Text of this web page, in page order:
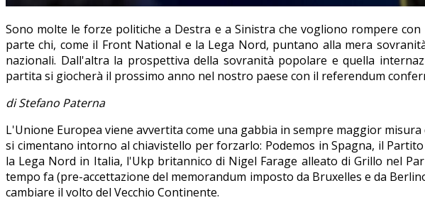
Sono molte le forze politiche a Destra e a Sinistra che vogliono rompere
parte chi, come il Front National e la Lega Nord, puntano alla mera
nazionali. Dall'altra la prospettiva della sovranità popolare e quella
partita si giocherà il prossimo anno nel nostro paese con il referendum
di Stefano Paterna
L'Unione Europea viene avvertita come una gabbia in sempre maggior
si cimentano intorno al chiavistello per forzarlo: Podemos in Spagna, il
la Lega Nord in Italia, l'Ukp britannico di Nigel Farage alleato di Grillo nel
tempo fa (pre-accettazione del memorandum imposto da Bruxelles e da
cambiare il volto del Vecchio Continente.